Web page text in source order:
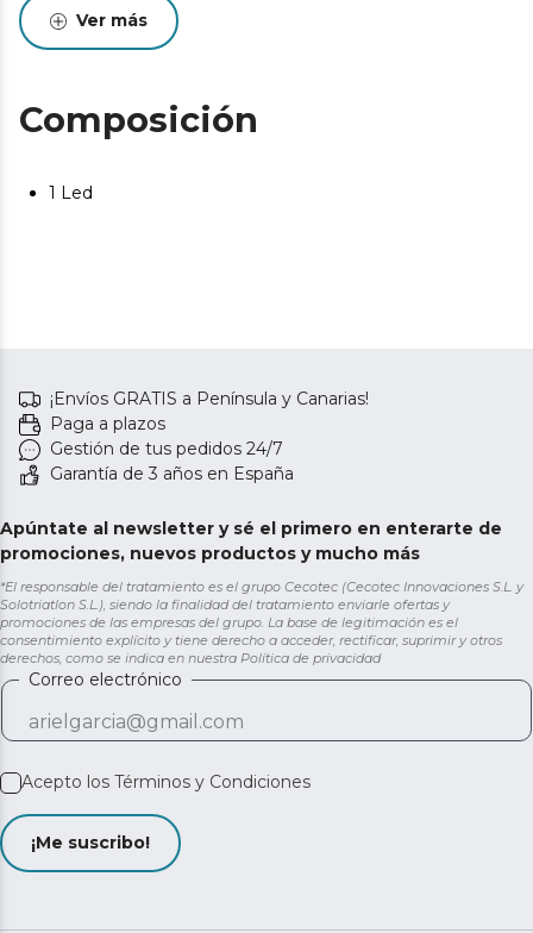
Ver más
Composición
1 Led
¡Envíos GRATIS a Península y Canarias!
Paga a plazos
Gestión de tus pedidos 24/7
Garantía de 3 años en España
Apúntate al newsletter y sé el primero en enterarte de
promociones, nuevos productos y mucho más
*El responsable del tratamiento es el grupo Cecotec (Cecotec Innovaciones S.L. y
Solotriatlon S.L.), siendo la finalidad del tratamiento enviarle ofertas y
promociones de las empresas del grupo. La base de legitimación es el
consentimiento explícito y tiene derecho a acceder, rectificar, suprimir y otros
derechos, como se indica en nuestra Política de privacidad
Correo electrónico
Acepto los Términos y Condiciones
¡Me suscribo!